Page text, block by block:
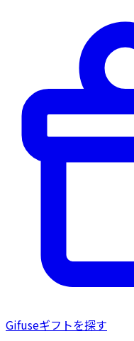
Gifuseギフトを探す